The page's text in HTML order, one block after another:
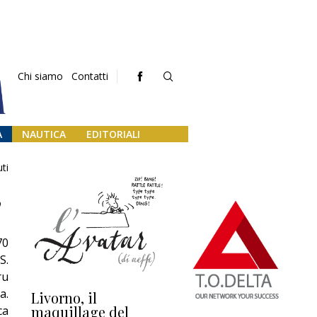
Chi siamo Contatti
NAUTICA EDITORIALI
Livorno, il
maquillage del
L’uscita di scena di